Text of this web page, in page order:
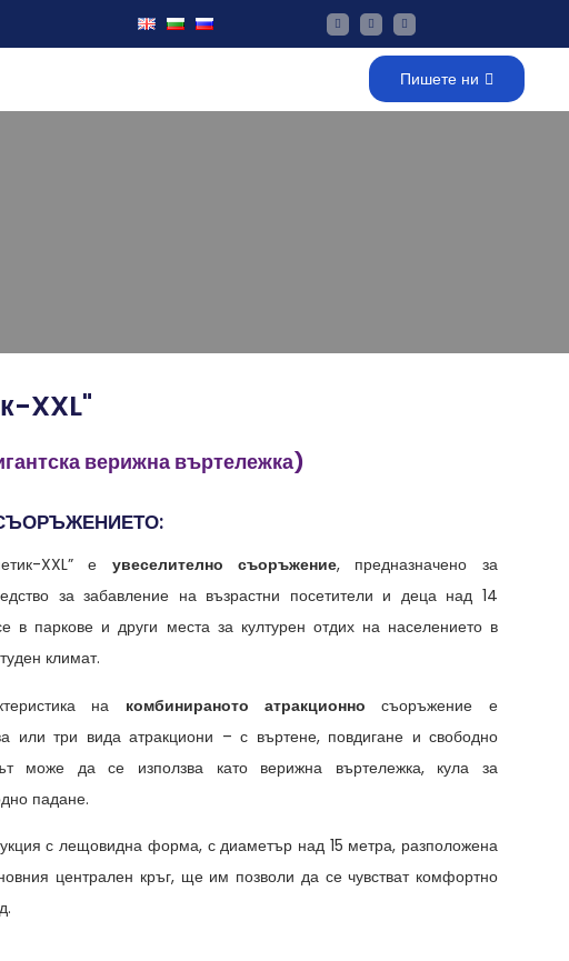
Пишете ни
XXL"
верижна въртележка)
XXL” е увеселително съоръжение, предназначено за
за забавление на възрастни посетители и деца над 14
в паркове и други места за културен отдих на населението в
климат.
на комбинираното атракционно съоръжение е
или три вида атракциони – с въртене, повдигане и свободно
може да се използва като верижна въртележка, кула за
падане.
с лещовидна форма, с диаметър над 15 метра, разположена
централен кръг, ще им позволи да се чувстват комфортно